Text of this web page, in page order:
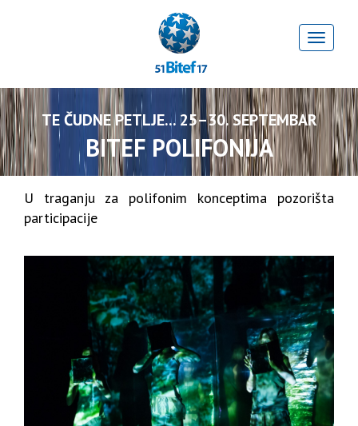
TE ČUDNE PETLJE... 25–30. SEPTEMBAR
BITEF POLIFONIJA
U traganju za polifonim konceptima pozorišta
participacije